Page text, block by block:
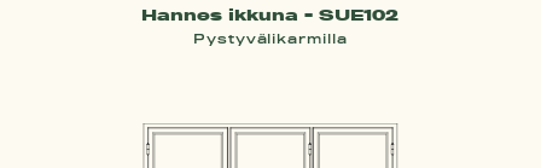
Hannes ikkuna - SUE102
Pystyvälikarmilla